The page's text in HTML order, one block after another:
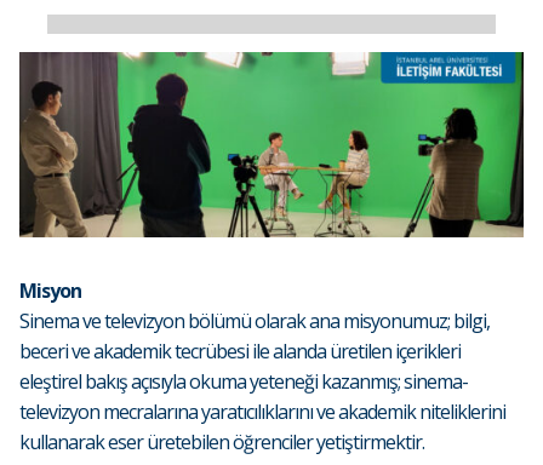
Misyon
Sinema ve televizyon bölümü olarak ana misyonumuz; bilgi,
beceri ve akademik tecrübesi ile alanda üretilen içerikleri
eleştirel bakış açısıyla okuma yeteneği kazanmış; sinema-
televizyon mecralarına yaratıcılıklarını ve akademik niteliklerini
kullanarak eser üretebilen öğrenciler yetiştirmektir.